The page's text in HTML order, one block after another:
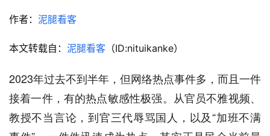
作者： 泥腿看客
本文转载自： 泥腿看客 （ID:nituikanke）
2023年过去不到半年，但网络热点事件多，而且一件
接着一件，有的热点敏感性极强。从官员不雅视频、
教授不当言论，到官三代辱骂国人，以及“加班不满